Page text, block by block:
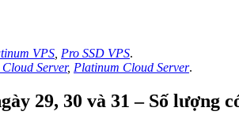
VPS Pro SSD VPS.
Server, Platinum Cloud Server.
29, 30 và 31 – Số lượng